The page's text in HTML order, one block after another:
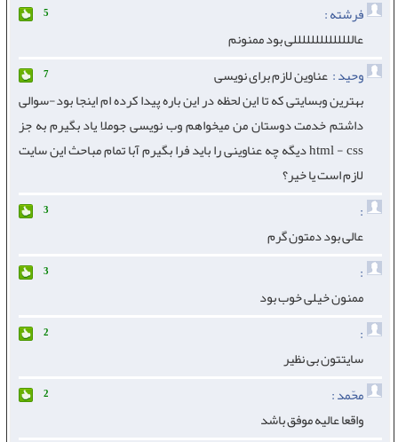
فرشته :
5
عاللللللللللللللی بود ممنونم
وحید : عناوین لازم برای نویسی 7
بهترین وبسایتی که تا این لحظه در این باره پیدا کرده ام اینجا بود-سوالی
داشتم خدمت دوستان من میخواهم وب نویسی جوملا یاد بگیرم به جز
html - css دیگه چه عناوینی را باید فرا بگیرم آبا تمام مباحث این سایت
لازم است یا خیر؟
:
3
عالی بود دمتون گرم
:
3
ممنون خیلی خوب بود
:
2
سایتتون بی نظیر
محّمد :
2
واقعا عالیه موفق باشد